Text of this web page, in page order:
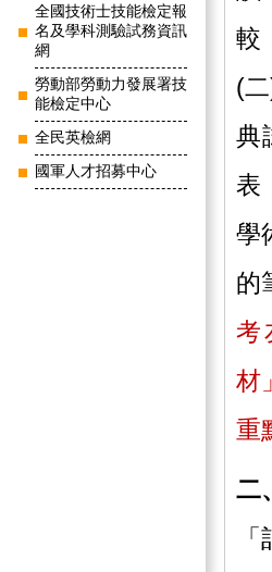
全國技術士技能檢定報
名及學科測驗試務資訊
網
勞動部勞動力發展署技
能檢定中心
全民英檢網
國軍人才招募中心
較
(
典
表
學
的
考
材
重
二